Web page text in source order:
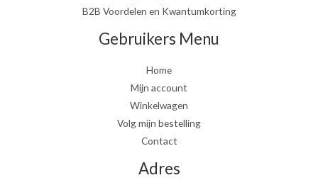
B2B Voordelen en Kwantumkorting
Gebruikers Menu
Home
Mijn account
Winkelwagen
Volg mijn bestelling
Contact
Adres